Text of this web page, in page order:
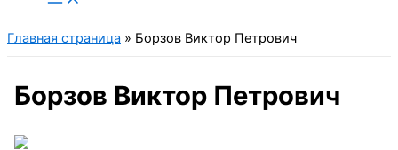
Главная страница » Борзов Виктор Петрович
Борзов Виктор Петрович